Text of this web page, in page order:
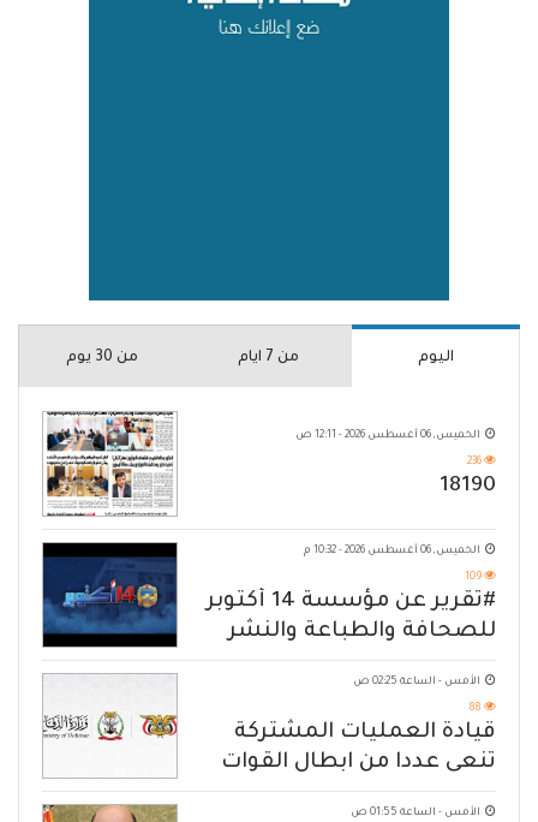
اليوم من 7 ايام من 30 يوم
الخميس, 06 أغسطس 2026 - 12:11 ص
236
18190
الخميس, 06 أغسطس 2026 - 10:32 م
109
#تقرير عن مؤسسة 14 أكتوبر
للصحافة والطباعة والنشر
الأمس - الساعة 02:25 ص
88
قيادة العمليات المشتركة
تنعى عددا من ابطال القوات
المسلحة
الأمس - الساعة 01:55 ص